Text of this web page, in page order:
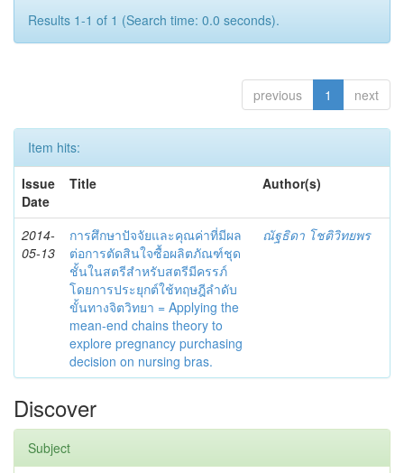
Results 1-1 of 1 (Search time: 0.0 seconds).
previous 1 next
Item hits:
Issue
Date
Title Author(s)
2014-
05-13
การศึกษาปัจจัยและคุณค่าที่มีผล
ต่อการตัดสินใจซื้อผลิตภัณฑ์ชุด
ชั้นในสตรีสำหรับสตรีมีครรภ์
โดยการประยุกต์ใช้ทฤษฎีลำดับ
ขั้นทางจิตวิทยา = Applying the
mean-end chains theory to
explore pregnancy purchasing
decision on nursing bras.
ณัฐธิดา โชติวิทยพร
Discover
Subject